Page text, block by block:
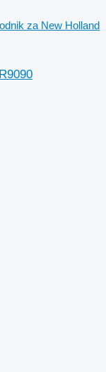
za New Holland